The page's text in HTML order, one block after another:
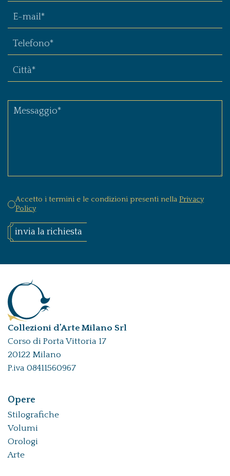
Accetto i termini e le condizioni presenti nella Privacy
Policy
invia la richiesta
Collezioni d’Arte Milano Srl
Corso di Porta Vittoria 17
20122 Milano
P.iva 08411560967
Opere
Stilografiche
Volumi
Orologi
Arte